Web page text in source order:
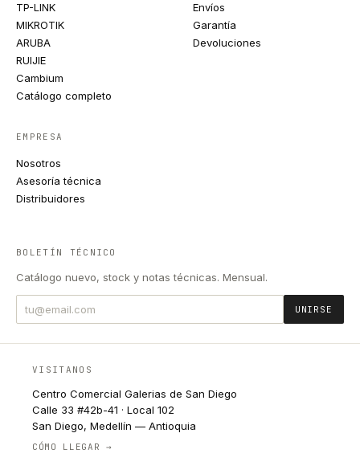
TP-LINK
MIKROTIK
ARUBA
RUIJIE
Cambium
Catálogo completo
Envíos
Garantía
Devoluciones
EMPRESA
Nosotros
Asesoría técnica
Distribuidores
BOLETÍN TÉCNICO
Catálogo nuevo, stock y notas técnicas. Mensual.
UNIRSE
VISITANOS
Centro Comercial Galerias de San Diego
Calle 33 #42b-41 · Local 102
San Diego, Medellín — Antioquia
CÓMO LLEGAR →